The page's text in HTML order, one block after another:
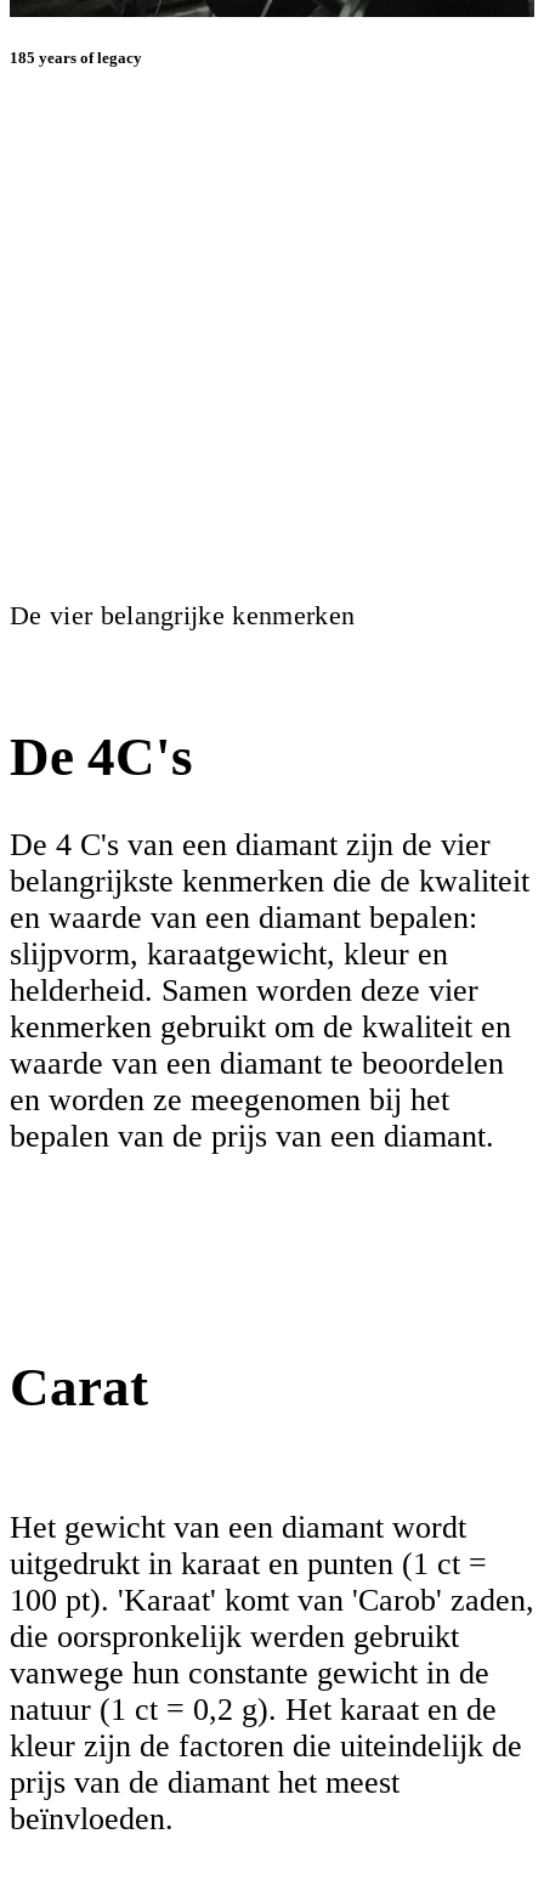
185 years of legacy
De vier belangrijke kenmerken
De 4C's
De 4 C's van een diamant zijn de vier
belangrijkste kenmerken die de kwaliteit
en waarde van een diamant bepalen:
slijpvorm, karaatgewicht, kleur en
helderheid. Samen worden deze vier
kenmerken gebruikt om de kwaliteit en
waarde van een diamant te beoordelen
en worden ze meegenomen bij het
bepalen van de prijs van een diamant.
Carat
Het gewicht van een diamant wordt
uitgedrukt in karaat en punten (1 ct =
100 pt). 'Karaat' komt van 'Carob' zaden,
die oorspronkelijk werden gebruikt
vanwege hun constante gewicht in de
natuur (1 ct = 0,2 g). Het karaat en de
kleur zijn de factoren die uiteindelijk de
prijs van de diamant het meest
beïnvloeden.